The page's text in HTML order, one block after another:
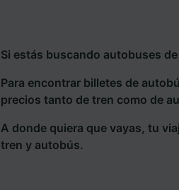
Si estás buscando autobuses
Para encontrar billetes de
precios tanto de tren como de
A donde quiera que vayas, tu
tren y autobús.